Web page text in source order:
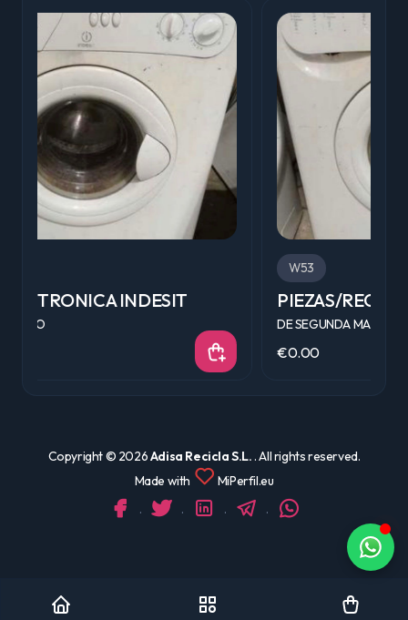
PIEZAS/RECAMBIOS INDESIT
Copyright © 2026Adisa Recicla S.L.. All rights reserved.
Made with
MiPerfil.eu